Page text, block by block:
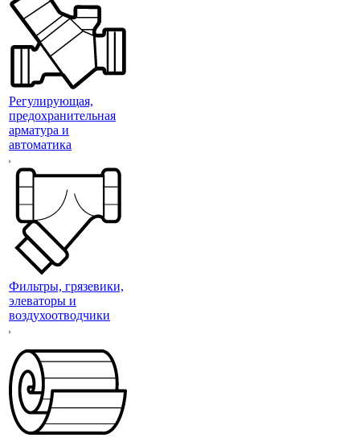
Регулирующая,
предохранительная
арматура и
автоматика
Фильтры, грязевики,
элеваторы и
воздухоотводчики